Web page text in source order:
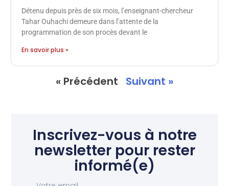
Détenu depuis près de six mois, l’enseignant-chercheur
Tahar Ouhachi demeure dans l’attente de la
programmation de son procès devant le
En savoir plus »
« Précédent Suivant »
Inscrivez-vous à notre
newsletter pour rester
informé(e)